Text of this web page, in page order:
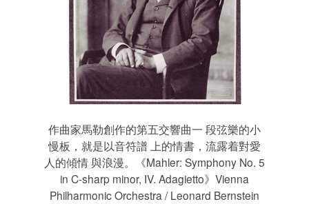
作曲家馬勒創作的第五交響曲一 段弦樂的小
慢板，就是以音符譜 上的情書，流露着對愛
人的傾情 與浪漫。《Mahler: Symphony No. 5
in C-sharp minor, IV. Adagietto》Vienna
Philharmonic Orchestra / Leonard Bernstein